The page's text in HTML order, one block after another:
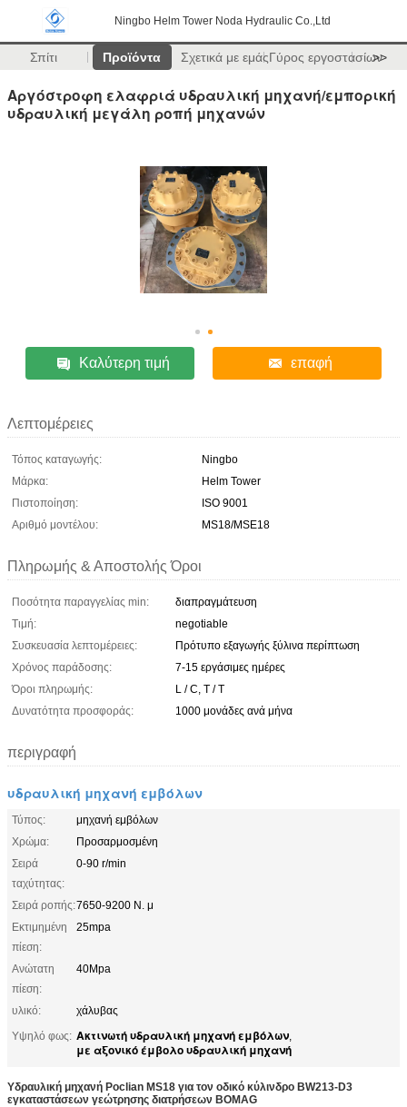
Ningbo Helm Tower Noda Hydraulic Co.,Ltd
Σπίτι Προϊόντα Σχετικά με εμάςΓύρος εργοστασίων
>>
Αργόστροφη ελαφριά υδραυλική μηχανή/εμπορική
υδραυλική μεγάλη ροπή μηχανών
Καλύτερη τιμή επαφή
Λεπτομέρειες
Τόπος καταγωγής:
Ningbo
Μάρκα:
Helm Tower
Πιστοποίηση:
ISO 9001
Αριθμό μοντέλου:
MS18/MSE18
Πληρωμής & Αποστολής Όροι
Ποσότητα παραγγελίας min:
διαπραγμάτευση
Τιμή:
negotiable
Συσκευασία λεπτομέρειες:
Πρότυπο εξαγωγής ξύλινα περίπτωση
Χρόνος παράδοσης:
7-15 εργάσιμες ημέρες
Όροι πληρωμής:
L / C, T / T
Δυνατότητα προσφοράς:
1000 μονάδες ανά μήνα
περιγραφή
υδραυλική μηχανή εμβόλων
Τύπος:
μηχανή εμβόλων
Χρώμα:
Προσαρμοσμένη
Σειρά
ταχύτητας:
0-90 r/min
Σειρά ροπής:7650-9200 Ν. μ
Εκτιμημένη
πίεση:
25mpa
Ανώτατη
πίεση:
40Mpa
υλικό:
χάλυβας
Υψηλό φως: Ακτινωτή υδραυλική μηχανή εμβόλων,
με αξονικό έμβολο υδραυλική μηχανή
Υδραυλική μηχανή Poclian MS18 για τον οδικό κύλινδρο BW213-D3
εγκαταστάσεων γεώτρησης διατρήσεων BOMAG